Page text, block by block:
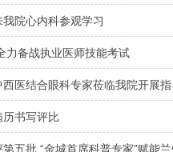
我院心内科参观学习
力备战执业医师技能考试
西医结合眼科专家莅临我院开展
历书写评比
五批 “金城首席科普专家”赋能